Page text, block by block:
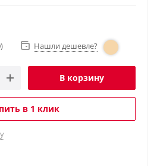
Нашли дешевле?
В корзину
в 1 клик